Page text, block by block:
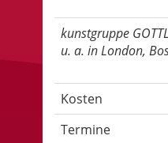
kunstgruppe
u. a. in London,
Kosten
Termine